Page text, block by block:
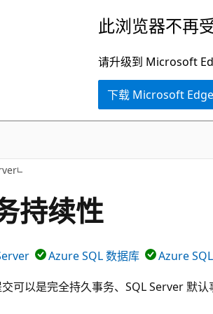
此浏览器不再
请升级到 Microsoft
下载 Microsoft Edge
持续性
Azure SQL 数据库
Azure
可以是完全持久事务、SQL Server 默